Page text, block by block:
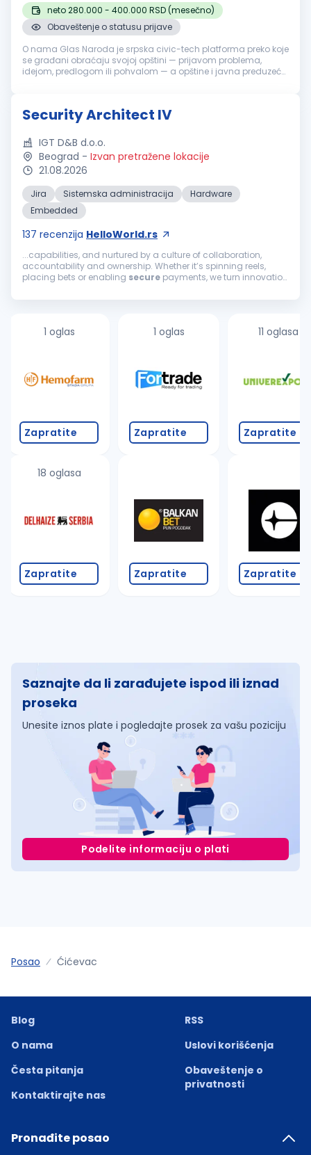
neto 280.000 - 400.000 RSD (mesečno)
Obaveštenje o statusu prijave
O nama Glas Naroda je srpska civic-tech platforma preko koje
se građani obraćaju svojoj opštini — prijavom problema,
idejom, predlogom ili pohvalom — a opštine i javna preduzeća
Security Architect IV
IGT D&B d.o.o.
Beograd - Izvan pretražene lokacije
21.08.2026
Jira Sistemska administracija
Hardware
Embedded
137 recenzija HelloWorld.rs
...capabilities, and nurtured by a culture of collaboration,
accountability and ownership. Whether it’s spinning reels,
placing bets or enabling secure payments, we turn innovation
value creation. With...
1 oglas
Zapratite
18 oglasa
Zapratite
1 oglas
Zapratite
Zapratite
11 oglasa
Zapratite
Zapratite
Saznajte da li zarađujete ispod ili iznad
proseka
Unesite iznos plate i pogledajte prosek za vašu poziciju
Podelite informaciju o plati
Posao Ćićevac
Blog
O nama
Česta pitanja
Kontaktirajte nas
RSS
Uslovi korišćenja
Obaveštenje o
privatnosti
Pronađite posao